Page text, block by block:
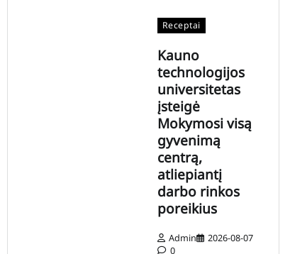
Receptai
Kauno
technologijos
universitetas
įsteigė
Mokymosi visą
gyvenimą
centrą,
atliepiantį
darbo rinkos
poreikius
Admin
2026-08-07
0